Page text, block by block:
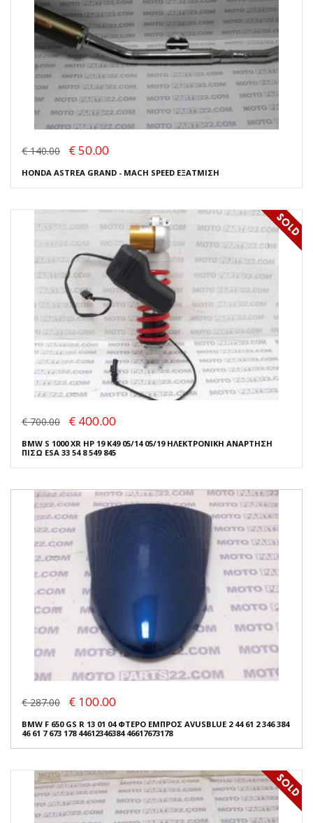
€ 140.00 € 50.00
HONDA ASTREA GRAND - MACH SPEED ΕΞΑΤΜΙΣΗ
€ 700.00 € 400.00
BMW S 1000 XR HP 19 K49 05/14 05/19 ΗΛΕΚΤΡΟΝΙΚΗ ΑΝΑΡΤΗΣΗ
ΠΙΣΩ ESA 33 54 8 549 845
€ 287.00 € 100.00
BMW F 650 GS R 13 01 04 ΦΤΕΡΟ ΕΜΠΡΟΣ AVUSBLUE 2 44 61 2 346 384
46 61 7 673 178 44612346384 46617673178